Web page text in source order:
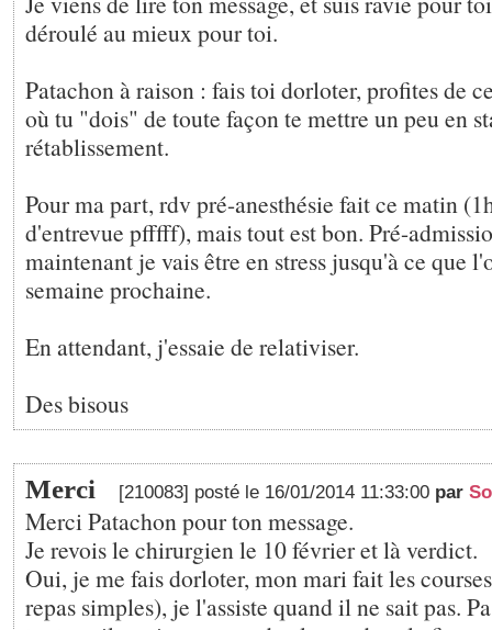
déroulé au mieux pour toi.
Patachon à raison : fais toi dorloter, profites de
où tu "dois" de toute façon te mettre un peu en
rétablissement.
Pour ma part, rdv pré-anesthésie fait ce matin
d'entrevue pfffff), mais tout est bon. Pré-
maintenant je vais être en stress jusqu'à ce que
semaine prochaine.
En attendant, j'essaie de relativiser.
Des bisous
Merci [210083] posté le 16/01/2014 11:33:00 par
Merci Patachon pour ton message.
Je revois le chirurgien le 10 février et là verdict.
Oui, je me fais dorloter, mon mari fait les
repas simples), je l'assiste quand il ne sait pas.